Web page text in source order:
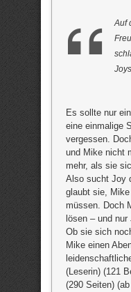
Auf
Es sollte nur
eine einmalige
vergessen.
und Mike nicht
mehr, als sie
Also sucht Joy
glaubt sie,
müssen. Doch
lösen – und
Ob sie sich
Mike einen
(Leserin) (121
(290 Seiten)